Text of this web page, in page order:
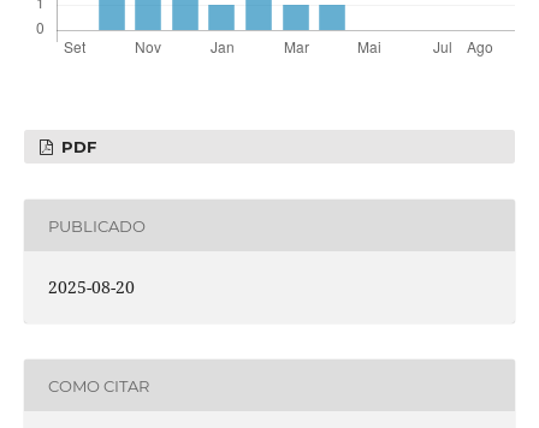
PDF
PUBLICADO
2025-08-20
COMO CITAR